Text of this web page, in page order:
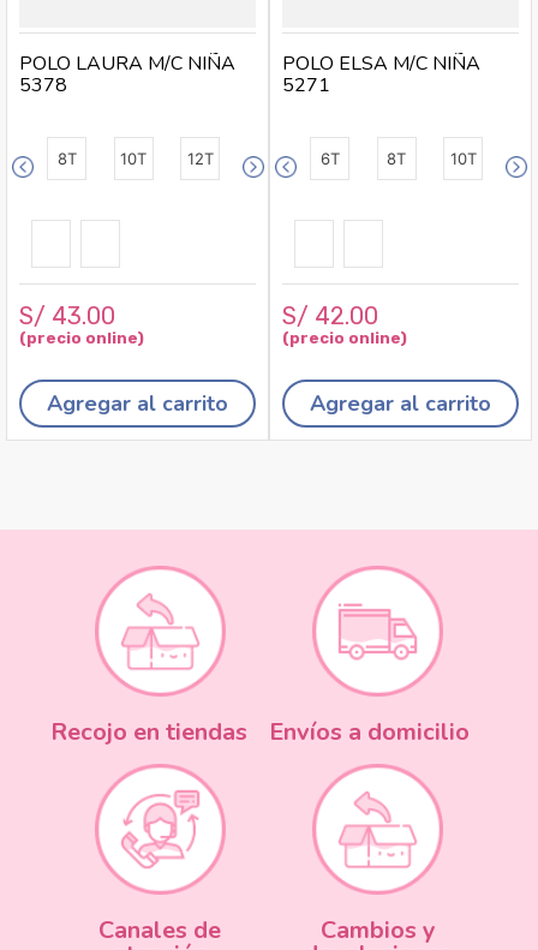
8T 10T 12T
POLO LAURA M/C NIÑA
5378
S/ 43.00
Agregar al carrito
6T 8T 10T
POLO ELSA M/C NIÑA
5271
S/ 42.00
Agregar al carrito
Recojo en tiendas Envíos a domicilio
Canales de Cambios y